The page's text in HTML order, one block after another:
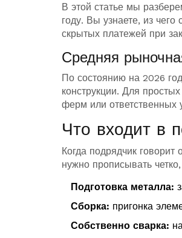
В этой статье мы
году. Вы узнаете, из
скрытых платежей при
Средняя
По состоянию на 2026
конструкции. Для
ферм или ответственных
Что входит в
Когда подрядчик
нужно прописывать
Подготовка металла:
Сборка: пригонка
Собственно сварка: